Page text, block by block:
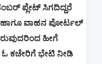
ಪ್ಲೇಟ್ ಸಿಗದಿದ್ದರೆ
ಹಾಗೂ ವಾಹನ ಪೋರ್ಟಲ್
ಹೀಗೆ
ಕಚೇರಿಗೆ ಭೇಟಿ ನೀಡಿ